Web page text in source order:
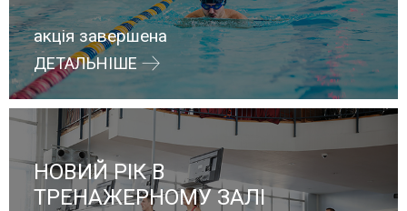
акція завершена
ДЕТАЛЬНІШЕ
НОВИЙ РІК В
ТРЕНАЖЕРНОМУ ЗАЛІ